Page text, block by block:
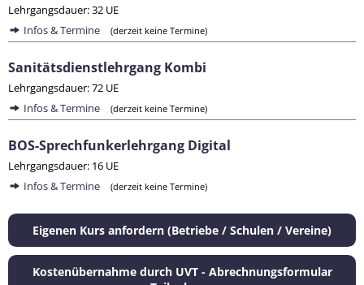
Lehrgangsdauer: 32 UE
Infos & Termine
(derzeit keine Termine)
Sanitätsdienstlehrgang Kombi
Lehrgangsdauer: 72 UE
Infos & Termine
(derzeit keine Termine)
BOS-Sprechfunkerlehrgang Digital
Lehrgangsdauer: 16 UE
Infos & Termine
(derzeit keine Termine)
Eigenen Kurs anfordern (Betriebe / Schulen / Vereine)
Kostenübernahme durch UVT - Abrechnungsformular